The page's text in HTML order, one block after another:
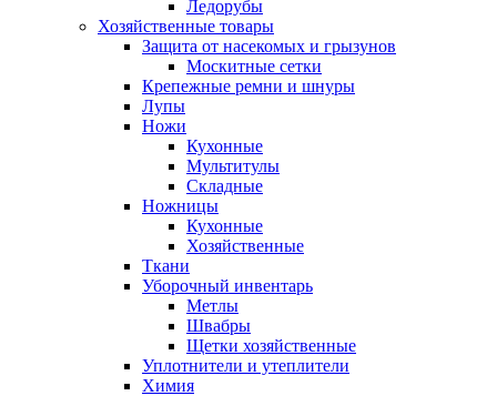
Ледорубы
Хозяйственные товары
Защита от насекомых и грызунов
Москитные сетки
Крепежные ремни и шнуры
Лупы
Ножи
Кухонные
Мультитулы
Складные
Ножницы
Кухонные
Хозяйственные
Ткани
Уборочный инвентарь
Метлы
Швабры
Щетки хозяйственные
Уплотнители и утеплители
Химия